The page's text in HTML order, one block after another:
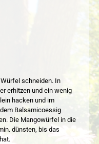
schneiden. In
erhitzen und ein wenig
hacken und im
Balsamicoessig
Die Mangowürfel in die
dünsten, bis das